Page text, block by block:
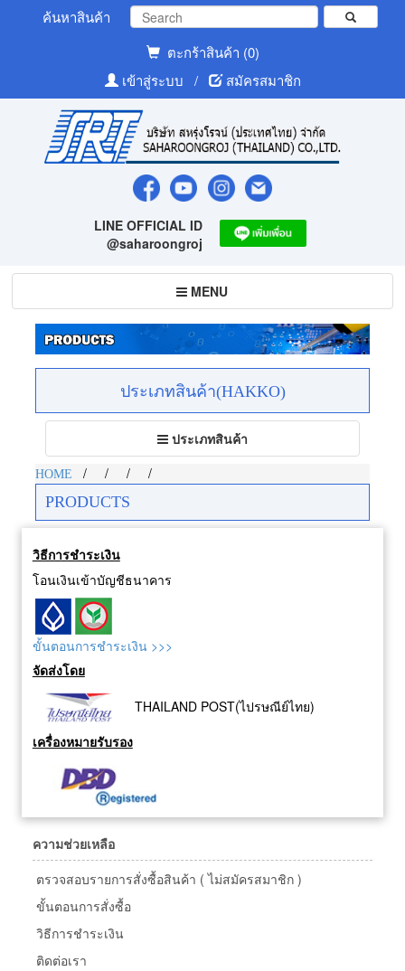
ค้นหาสินค้า
ตะกร้าสินค้า (0)
เข้าสู่ระบบ
/ สมัครสมาชิก
LINE OFFICIAL ID
@saharoongroj
Toggle
navigation
MENU
ประเภทสินค้า(HAKKO)
Toggle
navigation
ประเภทสินค้า
HOME / / /
/
PRODUCTS
วิธีการชำระเงิน
โอนเงินเข้าบัญชีธนาคาร
ขั้นตอนการชำระเงิน >>>
จัดส่งโดย
THAILAND POST(ไปรษณีย์ไทย)
เครื่องหมายรับรอง
ความช่วยเหลือ
ตรวจสอบรายการสั่งซื้อสินค้า ( ไม่สมัครสมาชิก )
ขั้นตอนการสั่งซื้อ
วิธีการชำระเงิน
ติดต่อเรา